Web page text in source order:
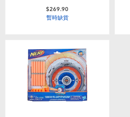
$269.90
暫時缺貨